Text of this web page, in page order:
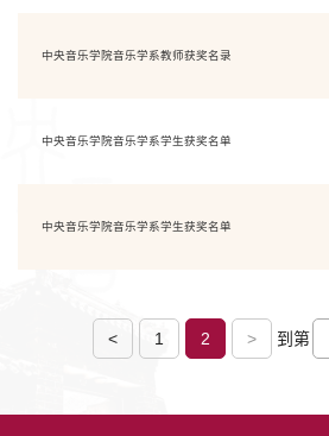
中央音乐学院音乐学系教师获奖名录
中央音乐学院音乐学系学生获奖名单
中央音乐学院音乐学系学生获奖名单
< 1 2 > 到第